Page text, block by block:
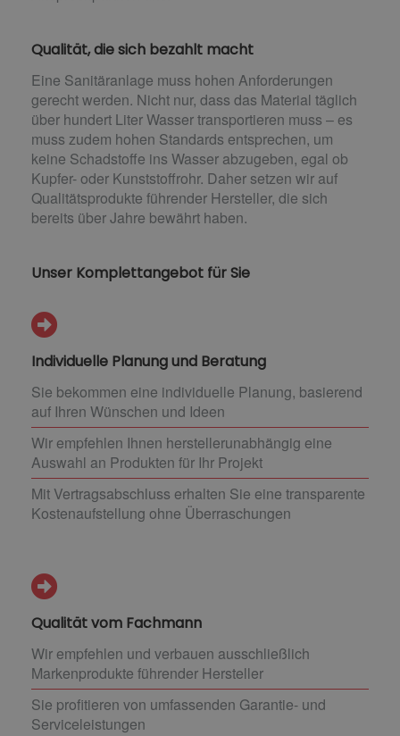
Qualität, die sich bezahlt macht
Eine Sanitäranlage muss hohen Anforderungen
gerecht werden. Nicht nur, dass das Material täglich
über hundert Liter Wasser transportieren muss – es
muss zudem hohen Standards entsprechen, um
keine Schadstoffe ins Wasser abzugeben, egal ob
Kupfer- oder Kunststoffrohr. Daher setzen wir auf
Qualitätsprodukte führender Hersteller, die sich
bereits über Jahre bewährt haben.
Unser Komplettangebot für Sie
Individuelle Planung und Beratung
Sie bekommen eine individuelle Planung, basierend
auf Ihren Wünschen und Ideen
Wir empfehlen Ihnen herstellerunabhängig eine
Auswahl an Produkten für Ihr Projekt
Mit Vertragsabschluss erhalten Sie eine transparente
Kostenaufstellung ohne Überraschungen
Qualität vom Fachmann
Wir empfehlen und verbauen ausschließlich
Markenprodukte führender Hersteller
Sie profitieren von umfassenden Garantie- und
Serviceleistungen